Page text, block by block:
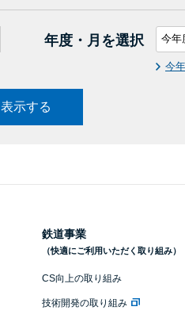
年度・月を選択
今
表示する
鉄道事業
（快適にご利用いただく取り組み）
CS向上の取り組み
技術開発の取り組み